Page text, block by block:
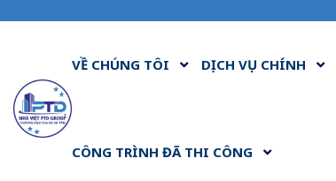
VỀ CHÚNG TÔI DỊCH VỤ CHÍNH
CÔNG TRÌNH ĐÃ THI CÔNG